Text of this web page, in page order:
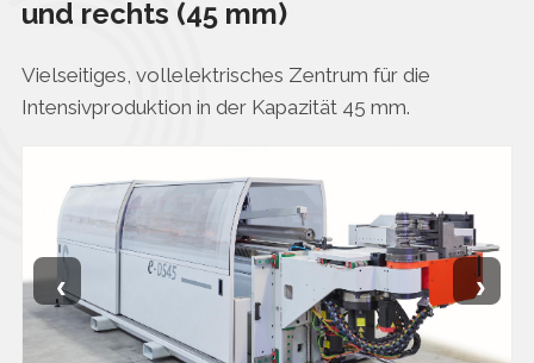
und rechts (45 mm)
Vielseitiges, vollelektrisches Zentrum für die
Intensivproduktion in der Kapazität 45 mm.
‹ ›